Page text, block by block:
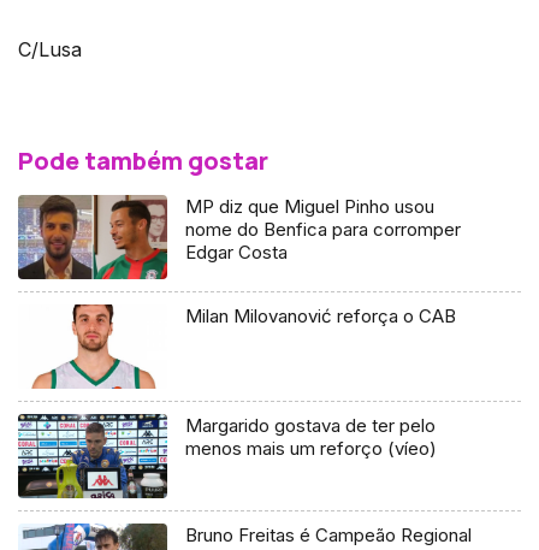
C/Lusa
Pode também gostar
MP diz que Miguel Pinho usou
nome do Benfica para corromper
Edgar Costa
Milan Milovanović reforça o CAB
Margarido gostava de ter pelo
menos mais um reforço (víeo)
Bruno Freitas é Campeão Regional